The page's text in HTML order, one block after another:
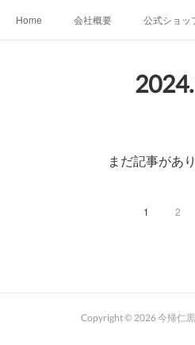
Home 会社概要 公式ショッ
2024.
まだ記事があ
1 2
Copyright © 2026今帰仁